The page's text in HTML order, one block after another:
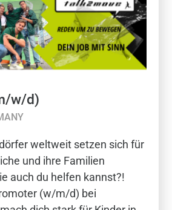
w/d)
weltweit setzen sich für
und ihre Familien
auch du helfen kannst?!
(w/m/d) bei